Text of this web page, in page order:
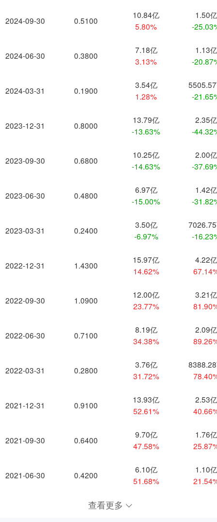
2024-09-30
2024-06-30
2024-03-31
2023-12-31
2023-09-30
2023-06-30
2023-03-31
2022-12-31
2022-09-30
2022-06-30
2022-03-31
2021-12-31
2021-09-30
2021-06-30
0.5100
10.84亿
5.80%
1.50亿
-
0.3800
7.18亿
3.13%
1.13亿
-
0.1900
3.54亿
1.28%
-
0.8000
13.79亿
-13.63%
2.35亿
-
0.6800
10.25亿
-14.63%
2.00亿
-
0.4800
6.97亿
-15.00%
1.42亿
-
0.2400
3.50亿
-6.97%
-
1.4300
15.97亿
14.62%
4.22亿
1.0900
12.00亿
23.77%
3.21亿
0.7100
8.19亿
34.38%
2.09亿
0.2800
3.76亿
31.72%
0.9100
13.93亿
52.61%
2.53亿
0.6400
9.70亿
47.58%
1.76亿
0.4200
6.10亿
51.68%
1.10亿
查看更多